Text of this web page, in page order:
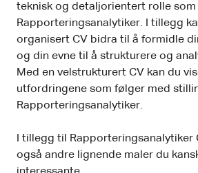
teknisk og detaljorientert rolle som
Rapporteringsanalytiker. I tillegg
organisert CV bidra til å formidle
og din evne til å strukturere og
Med en velstrukturert CV kan du
utfordringene som følger med
Rapporteringsanalytiker.
I tillegg til Rapporteringsanalytiker
også andre lignende maler du